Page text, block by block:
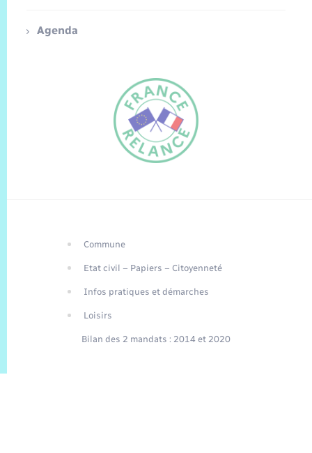
Traduction du
EN
Agenda
Commune
Etat civil – Papiers – Citoyenneté
Infos pratiques et démarches
Loisirs
Bilan des 2 mandats : 2014 et 2020